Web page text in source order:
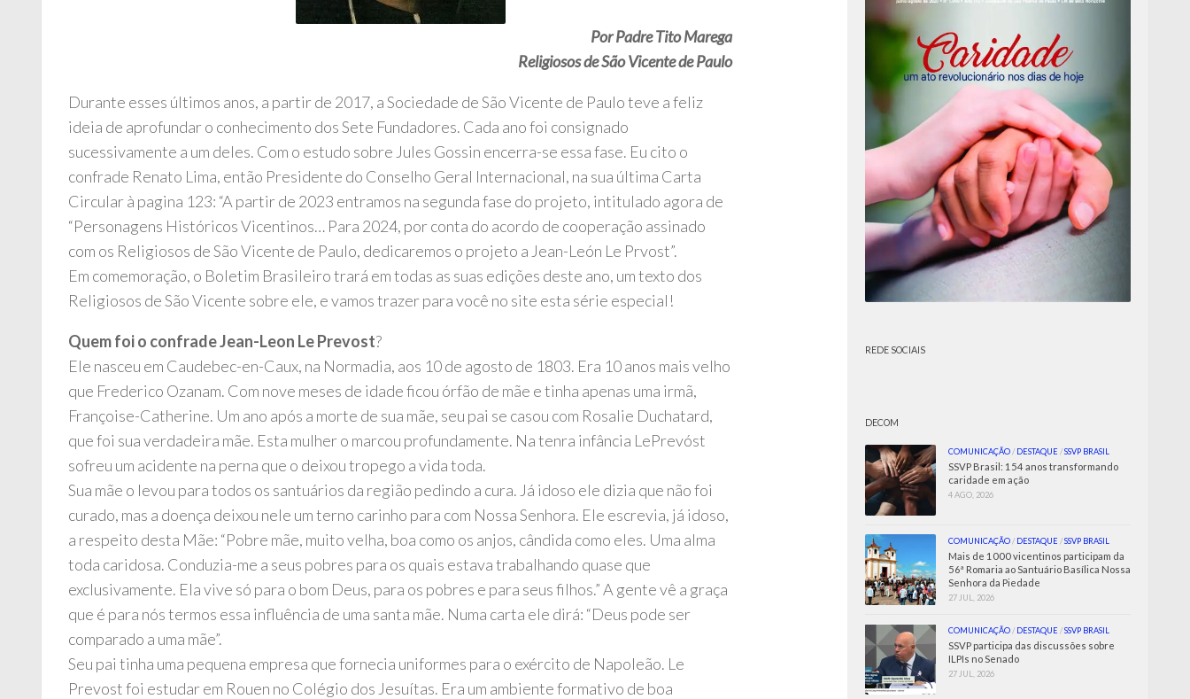
Por Padre Tito Marega
Religiosos de São Vicente de Paulo
Durante esses últimos anos, a partir de 2017, a Sociedade de São Vicente de Paulo teve a feliz
ideia de aprofundar o conhecimento dos Sete Fundadores. Cada ano foi consignado
sucessivamente a um deles. Com o estudo sobre Jules Gossin encerra-se essa fase. Eu cito o
confrade Renato Lima, então Presidente do Conselho Geral Internacional, na sua última Carta
Circular à pagina 123: “A partir de 2023 entramos na segunda fase do projeto, intitulado agora de
“Personagens Históricos Vicentinos… Para 2024, por conta do acordo de cooperação assinado
com os Religiosos de São Vicente de Paulo, dedicaremos o projeto a Jean-León Le Prvost”.
Em comemoração, o Boletim Brasileiro trará em todas as suas edições deste ano, um texto dos
Religiosos de São Vicente sobre ele, e vamos trazer para você no site esta série especial!
Quem foi o confrade Jean-Leon Le Prevost?
Ele nasceu em Caudebec-en-Caux, na Normadia, aos 10 de agosto de 1803. Era 10 anos mais velho
que Frederico Ozanam. Com nove meses de idade ficou órfão de mãe e tinha apenas uma irmã,
Françoise-Catherine. Um ano após a morte de sua mãe, seu pai se casou com Rosalie Duchatard,
que foi sua verdadeira mãe. Esta mulher o marcou profundamente. Na tenra infância LePrevóst
sofreu um acidente na perna que o deixou tropego a vida toda.
Sua mãe o levou para todos os santuários da região pedindo a cura. Já idoso ele dizia que não foi
curado, mas a doença deixou nele um terno carinho para com Nossa Senhora. Ele escrevia, já idoso,
a respeito desta Mãe: “Pobre mãe, muito velha, boa como os anjos, cândida como eles. Uma alma
toda caridosa. Conduzia-me a seus pobres para os quais estava trabalhando quase que
exclusivamente. Ela vive só para o bom Deus, para os pobres e para seus filhos.” A gente vê a graça
que é para nós termos essa influência de uma santa mãe. Numa carta ele dirá: “Deus pode ser
comparado a uma mãe”.
Seu pai tinha uma pequena empresa que fornecia uniformes para o exército de Napoleão. Le
Prevost foi estudar em Rouen no Colégio dos Jesuítas. Era um ambiente formativo de boa
REDE SOCIAIS
DECOM
COMUNICAÇÃO / DESTAQUE /SSVP BRASIL
SSVP Brasil: 154 anos transformando
caridade em ação
4 AGO, 2026
COMUNICAÇÃO / DESTAQUE /SSVP BRASIL
Mais de 1000 vicentinos participam da
56ª Romaria ao Santuário Basílica Nossa
Senhora da Piedade
27 JUL, 2026
COMUNICAÇÃO / DESTAQUE /SSVP BRASIL
SSVP participa das discussões sobre
ILPIs no Senado
27 JUL, 2026